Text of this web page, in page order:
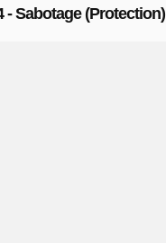
- Sabotage (Protection)